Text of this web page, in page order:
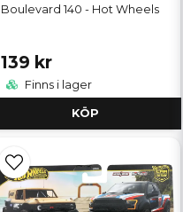
Boulevard 140 - Hot Wheels
139 kr
Finns i lager
KÖP